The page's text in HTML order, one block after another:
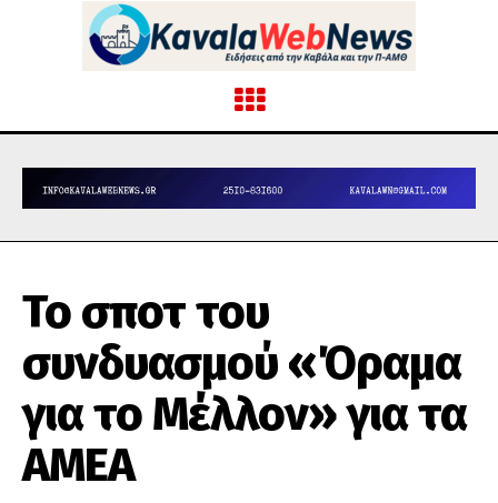
Το σποτ του
συνδυασμού «Όραμα
για το Μέλλον» για τα
ΑΜΕΑ